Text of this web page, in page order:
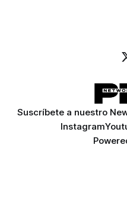
Suscríbete a nuestro
Instagram